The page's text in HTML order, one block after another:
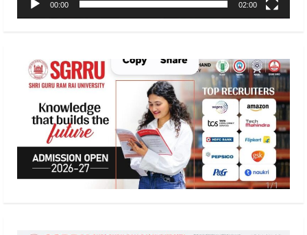
00:00 02:00